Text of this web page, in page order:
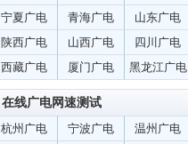
宁夏广电
青海广电 山东广电
陕西广电
山西广电 四川广电
西藏广电
厦门广电 黑龙江广电
在线广电网速测试
杭州广电 宁波广电 温州广电